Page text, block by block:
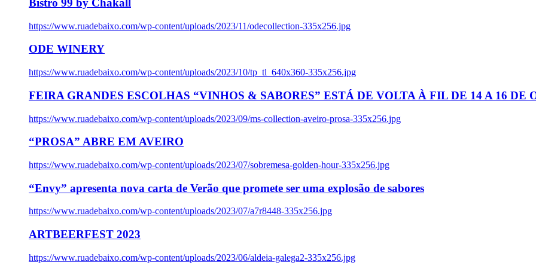
Bistro 99 by Chakall
https://www.ruadebaixo.com/wp-content/uploads/2023/11/odecollection-335x256.jpg
ODE WINERY
https://www.ruadebaixo.com/wp-content/uploads/2023/10/tp_tl_640x360-335x256.jpg
FEIRA GRANDES ESCOLHAS “VINHOS & SABORES” ESTÁ DE VOLTA À FIL DE 14 A 16 DE
https://www.ruadebaixo.com/wp-content/uploads/2023/09/ms-collection-aveiro-prosa-335x256.jpg
“PROSA” ABRE EM AVEIRO
https://www.ruadebaixo.com/wp-content/uploads/2023/07/sobremesa-golden-hour-335x256.jpg
“Envy” apresenta nova carta de Verão que promete ser uma explosão de sabores
https://www.ruadebaixo.com/wp-content/uploads/2023/07/a7r8448-335x256.jpg
ARTBEERFEST 2023
https://www.ruadebaixo.com/wp-content/uploads/2023/06/aldeia-galega2-335x256.jpg